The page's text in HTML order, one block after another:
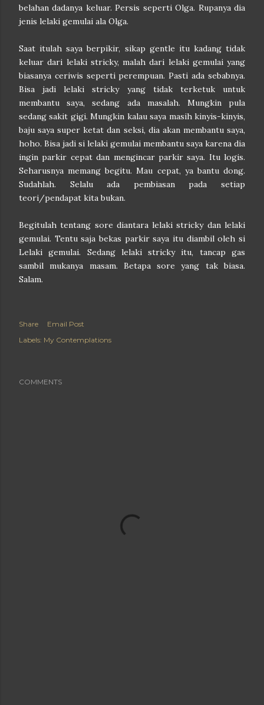
belahan dadanya keluar. Persis seperti Olga. Rupanya dia
jenis lelaki gemulai ala Olga.
Saat itulah saya berpikir, sikap gentle itu kadang tidak
keluar dari lelaki stricky, malah dari lelaki gemulai yang
biasanya ceriwis seperti perempuan. Pasti ada sebabnya.
Bisa jadi lelaki stricky yang tidak terketuk untuk
membantu saya, sedang ada masalah. Mungkin pula
sedang sakit gigi. Mungkin kalau saya masih kinyis-kinyis,
baju saya super ketat dan seksi, dia akan membantu saya,
hoho. Bisa jadi si lelaki gemulai membantu saya karena dia
ingin parkir cepat dan mengincar parkir saya. Itu logis.
Seharusnya memang begitu. Mau cepat, ya bantu dong.
Sudahlah. Selalu ada pembiasan pada setiap
teori/pendapat kita bukan.
Begitulah tentang sore diantara lelaki stricky dan lelaki
gemulai. Tentu saja bekas parkir saya itu diambil oleh si
Lelaki gemulai. Sedang lelaki stricky itu, tancap gas
sambil mukanya masam. Betapa sore yang tak biasa.
Salam.
Share
Email Post
Labels: My Contemplations
COMMENTS